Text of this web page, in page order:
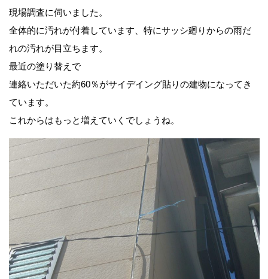
現場調査に伺いました。
全体的に汚れが付着しています、特にサッシ廻りからの雨だ
れの汚れが目立ちます。
最近の塗り替えで
連絡いただいた約60％がサイデイング貼りの建物になってき
ています。
これからはもっと増えていくでしょうね。